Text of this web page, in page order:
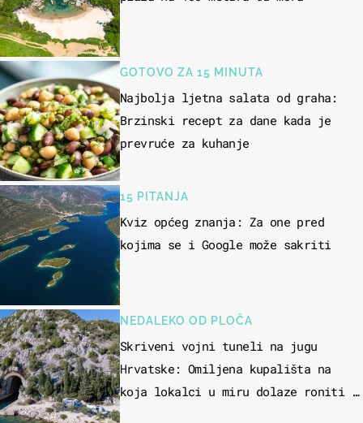
GOTOVO ZA 15 MINUTA
Najbolja ljetna salata od graha:
Brzinski recept za dane kada je
prevruće za kuhanje
15 PITANJA
Kviz općeg znanja: Za one pred
kojima se i Google može sakriti
NEDALEKO OD PLOČA
Skriveni vojni tuneli na jugu
Hrvatske: Omiljena kupališta na
koja lokalci u miru dolaze roniti i